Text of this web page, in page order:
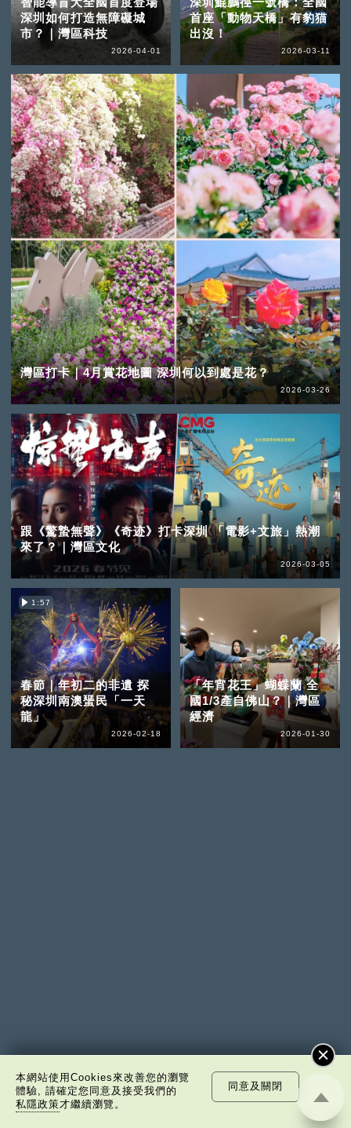
深圳如何打造無障礙城
市？｜灣區科技
2026-04-01
灣區打卡｜4月賞花地圖 深圳何以到處是花？
2026-03-26
首座「動物天橋」有豹猫
出沒！
2026-03-11
跟《驚蟄無聲》《奇迹》打卡深圳 「電影+文旅」熱潮
來了？｜灣區文化
2026-03-05
1:57
春節｜年初二的非遺 探
秘深圳南澳蜑民「一天
龍」
2026-02-18
「年宵花王」蝴蝶蘭 全
國1/3產自佛山？｜灣區
經濟
2026-01-30
本網站使用Cookies來改善您的瀏覽
體驗, 請確定您同意及接受我們的
私隱政策才繼續瀏覽。
同意及關閉